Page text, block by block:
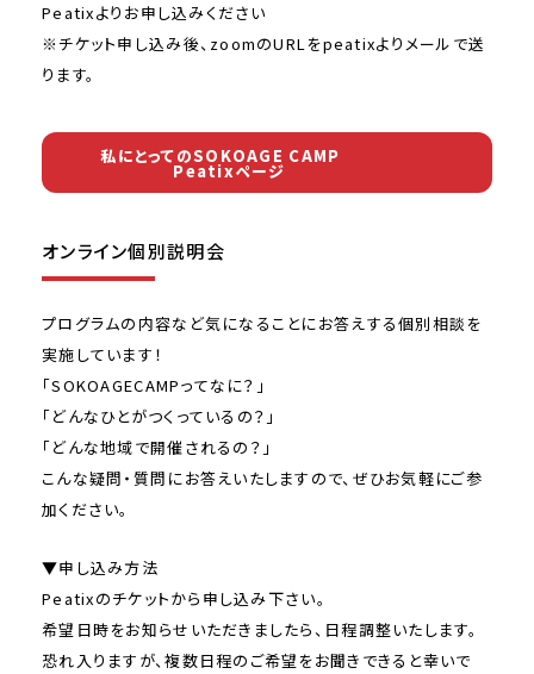
Peatixよりお申し込みください
※チケット申し込み後、zoomのURLをpeatixよりメールで送
ります。
私にとってのSOKOAGE CAMP
Peatixページ
オンライン個別説明会
プログラムの内容など気になることにお答えする個別相談を
実施しています！
「SOKOAGECAMPってなに？」
「どんなひとがつくっているの？」
「どんな地域で開催されるの？」
こんな疑問・質問にお答えいたしますので、ぜひお気軽にご参
加ください。
▼申し込み方法
Peatixのチケットから申し込み下さい。
希望日時をお知らせいただきましたら、日程調整いたします。
恐れ入りますが、複数日程のご希望をお聞きできると幸いで